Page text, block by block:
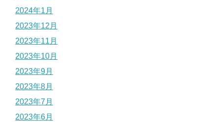
2024年1月
2023年12月
2023年11月
2023年10月
2023年9月
2023年8月
2023年7月
2023年6月